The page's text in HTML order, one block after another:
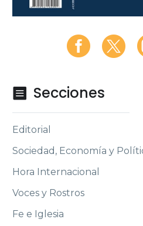
 Secciones
Editorial
Sociedad, Economía y
Hora Internacional
Voces y Rostros
Fe e Iglesia